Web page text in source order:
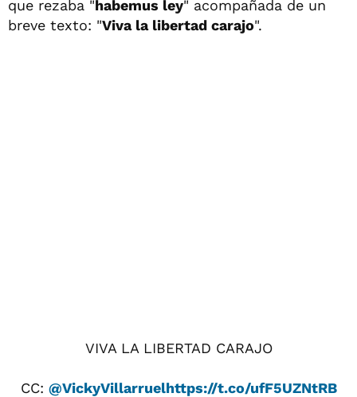
que rezaba "habemus ley" acompañada de un
breve texto: "Viva la libertad carajo".
VIVA LA LIBERTAD CARAJO
CC: @VickyVillarruelhttps://t.co/ufF5UZNtRB